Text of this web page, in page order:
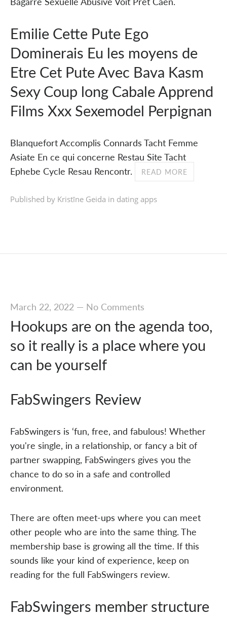
Emilie Cette Pute Ego
Dominerais Eu les moyens de
Etre Cet Pute Avec Bava Kasm
Sexy Coup long Cabale Apprend
Films Xxx Sexemodel Perpignan
Blanquefort Accomplis Connards Tacht Femme
Asiate En ce qui concerne Restau Site Tacht
Ephebe Cycle Resau Rencontr.
READ MORE
Published by Kristīne Geida in dating apps
March 22, 2022— No Comments
Hookups are on the agenda too,
so it really is a place where you
can be yourself
FabSwingers Review
FabSwingers is ‘fun, free, and fabulous! Whether
you're single, in a relationship, or fancy a bit of
partner swapping, FabSwingers gives you the
chance to do so in a safe and controlled
environment.
There are often meet-ups where you can meet
other people who are into the same thing. The
membership base is growing all the time. If this
sounds like your kind of experience, keep on
reading for the full FabSwingers review.
FabSwingers member structure